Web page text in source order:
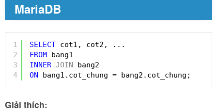
MariaDB
1
2
3
4
SELECT cot1, cot2, ...
FROM bang1
INNER JOIN
bang2
ON
bang1.cot_chung = bang2.cot_chung;
Giải thích: